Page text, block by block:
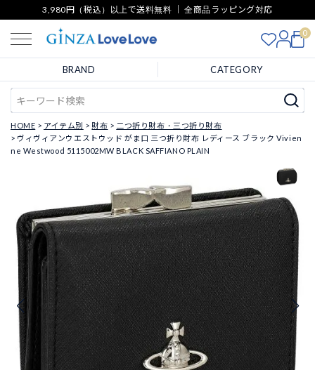
3,980円（税込）以上で送料無料 ｜ 全商品ラッピング対応
0
BRAND CATEGORY
HOME アイテム別 財布
二つ折り財布・三つ折り財布
ヴィヴィアンウエストウッド がま口 三つ折り財布 レディース ブラック Vivien
ne Westwood 5115002MW BLACK SAFFIANO PLAIN